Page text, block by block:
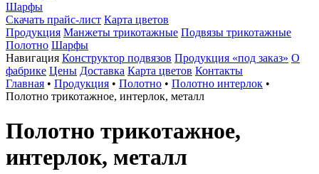
Шарфы
Скачать прайс-лист Карта цветов
Продукция Манжеты трикотажные Подвязы трикотажные
Полотно Шарфы
Навигация Конструктор подвязов Продукция «под заказ» О
фабрике Цены Доставка Карта цветов Контакты
Главная • Продукция • Полотно • Полотно интерлок •
Полотно трикотажное, интерлок, металл
Полотно трикотажное,
интерлок, металл